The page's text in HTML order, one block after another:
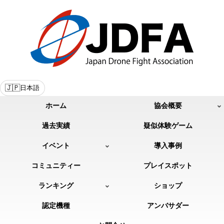
🇯🇵日本語
ホーム 協会概要
過去実績 疑似体験ゲーム
イベント 導入事例
コミュニティー プレイスポット
ランキング ショップ
認定機種 アンバサダー